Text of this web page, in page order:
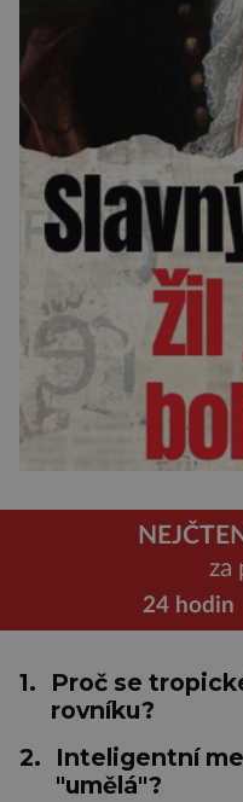
za
24 hodin
1.
Proč se
rovníku?
2.
Inteligentní
"umělá"?